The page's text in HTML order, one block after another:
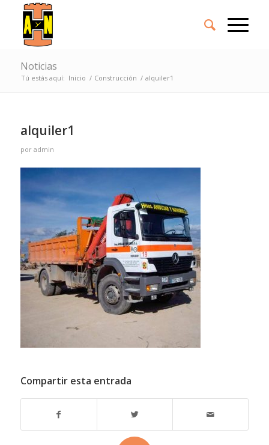
Noticias
Tú estás aquí: Inicio / Construcción / alquiler1
alquiler1
por admin
Compartir esta entrada